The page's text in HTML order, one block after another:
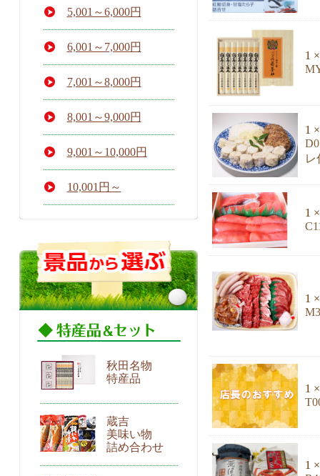
5,001～6,000円
6,001～7,000円
7,001～8,000円
8,001～9,000円
9,001～10,000円
10,001円～
秋田名物
特産品
蔵吉
美味い物
詰め合わせ
1 ×
1 ×
レ
1 ×
1 ×
1 ×
1 ×